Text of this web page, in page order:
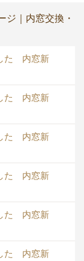
ジ｜内窓交換・
た 内窓新
た 内窓新
た 内窓新
た 内窓新
た 内窓新
た 内窓新